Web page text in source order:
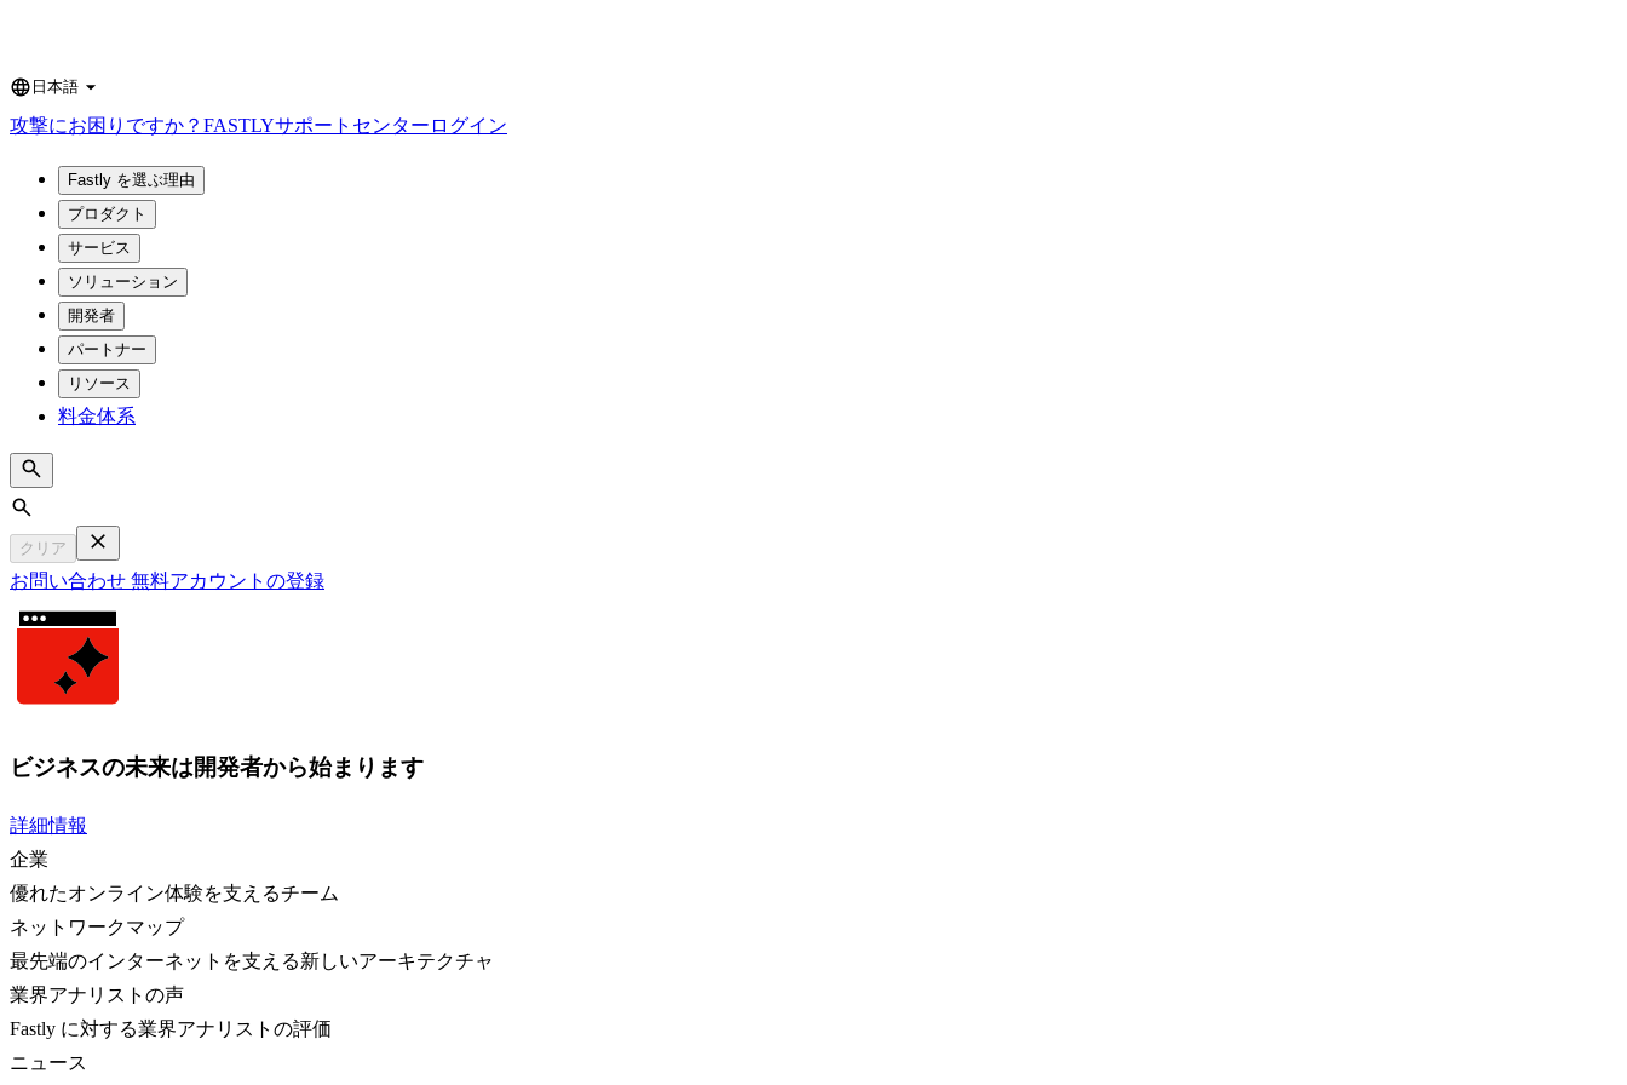
Language
日本語
攻撃にお困りですか？ FASTLYサポートセンター ログイン
Fastly を選ぶ理由
プロダクト
サービス
ソリューション
開発者
パートナー
リソース
料金体系
Search
クリア
お問い合わせ 無料アカウントの登録
ビジネスの未来は開発者から始まります
詳細情報
企業
優れたオンライン体験を支えるチーム
ネットワークマップ
最先端のインターネットを支える新しいアーキテクチャ
業界アナリストの声
Fastly に対する業界アナリストの評価
ニュース